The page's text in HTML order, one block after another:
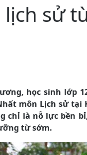
lịch sử
học sinh lớp
môn Lịch sử tại
chỉ là nỗ lực bền
từ sớm.